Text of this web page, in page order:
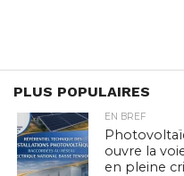
PLUS POPULAIRES
EN BREF
ouvre la
en pleine